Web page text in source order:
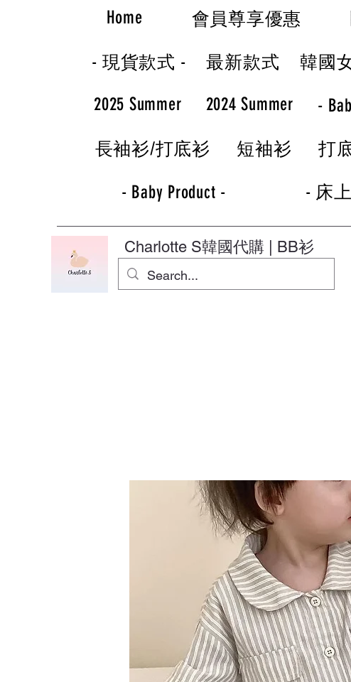
Home 會員尊享優惠
- 現貨款式 - 最新款式 韓國
2025 Summer 2024 Summer -
長袖衫/打底衫 短袖衫 打
- Baby Product - - 床
Charlotte S韓國代購 | BB衫